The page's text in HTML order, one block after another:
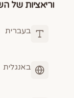
וריאציות של
בעברית
באנגלית